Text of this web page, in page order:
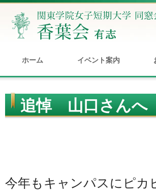
ホーム イベント案内
追悼 山口さんへ
今年もキャンパスにピカ